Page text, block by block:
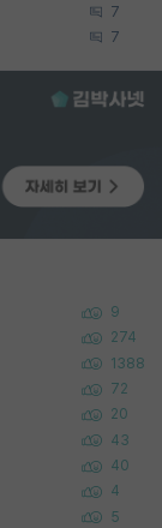
7
7
9
274
1388
72
20
43
40
4
5